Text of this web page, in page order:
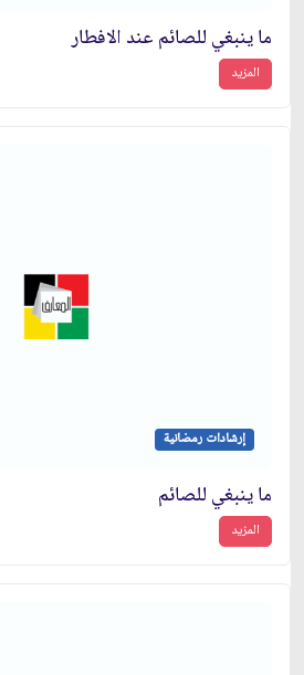
ما ينبغي للصائم عند الافطار
المزيد
إرشادات رمضانية
ما ينبغي للصائم
المزيد